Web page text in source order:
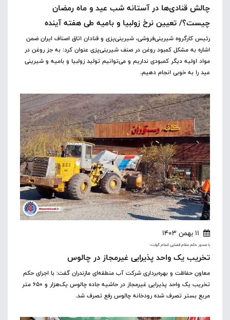
چالش قنادی‌ها در آستانه شب عید و ماه رمضان
چیست؟/ تعیین نرخ زولبیا و بامیه طی هفته آینده
رئیس کارگروه شیرینی‌فروشی، شیرینی‌پزی و قنادان اتاق اصناف ایران ضمن
اشاره به مشکل کمبود روغن در صنف شیرینی‌پزی عنوان کرد: به جز روغن در
مواد اولیه دیگر کمبودی نداریم و می‌توانیم تولید زولبیا و بامیه و شیرینی
عید را به خوبی انجام دهیم.
11 بهمن 1403
با صدور حکم مقام قضایی انجام گرفت؛
تخریب یک واحد پذیرایی غیرمجاز در چالوس
معاون حفاظت و بهره‌برداری شرکت آب منطقه‌ای مازندران گفت: با اجرای حکم
تخریب یک واحد پذیرایی غیرمجاز در حاشیه جاده چالوس یک‌هزار و ۶۵۰ متر
مربع بستر تصرف شده رودخانه چالوس رفع تصرف شد.